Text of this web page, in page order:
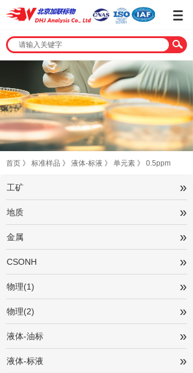
首页 》 标准样品 》 液体-标液 》 单元素 》 0.5ppm
工矿 »
地质 »
金属 »
CSONH »
物理(1) »
物理(2) »
液体-油标 »
液体-标液 »